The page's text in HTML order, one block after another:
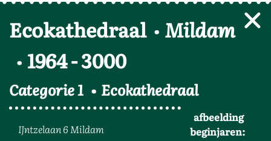
Ecokathedraal
Mildam
1964-3000
Categorie 1 Ecokathedraal
IJntzelaan 6 Mildam
afbeelding
beginjaren: